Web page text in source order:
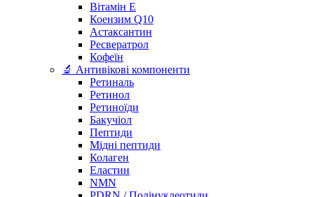
Вітамін Е
Коензим Q10
Астаксантин
Ресвератрол
Кофеїн
🔬 Антивікові компоненти
Ретиналь
Ретинол
Ретиноїди
Бакучіол
Пептиди
Мідні пептиди
Колаген
Еластин
NMN